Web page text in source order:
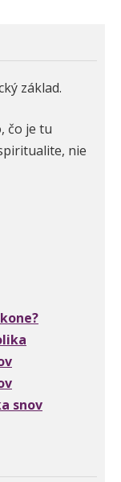
základ.
čo je tu
nie
snov